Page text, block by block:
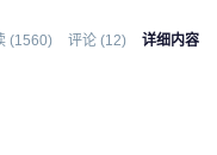
(1560) 评论 (12) 详细内容